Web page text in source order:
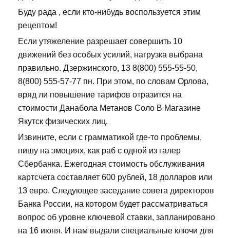
Буду рада , если кто-нибудь воспользуется этим
рецептом!
Если утяжеление разрешает совершить 10
движений без особых усилий, нагрузка выбрана
правильно. Дзержинского, 13 8(800) 555-55-50,
8(800) 555-57-77 пн. При этом, по словам Орлова,
вряд ли повышение тарифов отразится на
стоимости Данабола Метанов Соло В Магазине
Якутск физических лиц.
Извините, если с грамматикой где-то проблемы,
пишу на эмоциях, как раб с одной из галер
Сбербанка. Ежегодная стоимость обслуживания
картсчета составляет 600 рублей, 18 долларов или
13 евро. Следующее заседание совета директоров
Банка России, на котором будет рассматриваться
вопрос об уровне ключевой ставки, запланировано
на 16 июня. И нам выдали специальные ключи для